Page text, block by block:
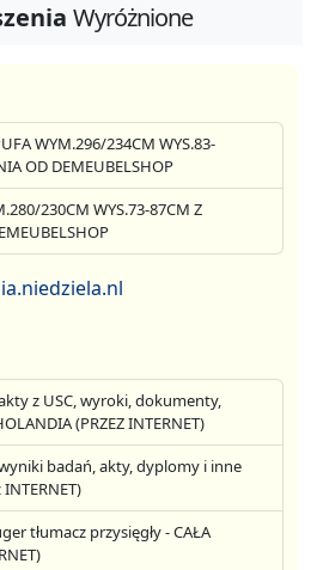
Wyróżnione
WYM.296/234CM WYS.83-
OD DEMEUBELSHOP
230CM WYS.73-87CM Z
akty z USC, wyroki, dokumenty,
(PRZEZ INTERNET)
wyniki badań, akty, dyplomy i inne
tłumacz przysięgły - CAŁA